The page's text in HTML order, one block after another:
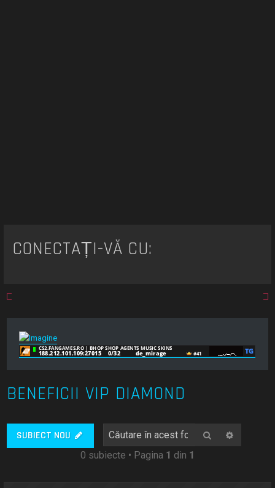
CONECTAȚI-VĂ CU:
BENEFICII VIP DIAMOND
SUBIECT NOU Căutare
0 subiecte • Pagina 1 din 1